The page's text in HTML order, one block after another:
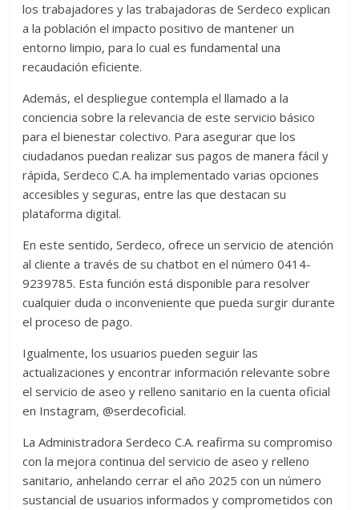
los trabajadores y las trabajadoras de Serdeco explican
a la población el impacto positivo de mantener un
entorno limpio, para lo cual es fundamental una
recaudación eficiente.
Además, el despliegue contempla el llamado a la
conciencia sobre la relevancia de este servicio básico
para el bienestar colectivo. Para asegurar que los
ciudadanos puedan realizar sus pagos de manera fácil y
rápida, Serdeco C.A. ha implementado varias opciones
accesibles y seguras, entre las que destacan su
plataforma digital.
En este sentido, Serdeco, ofrece un servicio de atención
al cliente a través de su chatbot en el número 0414-
9239785. Esta función está disponible para resolver
cualquier duda o inconveniente que pueda surgir durante
el proceso de pago.
Igualmente, los usuarios pueden seguir las
actualizaciones y encontrar información relevante sobre
el servicio de aseo y relleno sanitario en la cuenta oficial
en Instagram, @serdecoficial.
La Administradora Serdeco C.A. reafirma su compromiso
con la mejora continua del servicio de aseo y relleno
sanitario, anhelando cerrar el año 2025 con un número
sustancial de usuarios informados y comprometidos con